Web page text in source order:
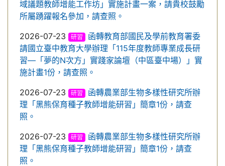
域議題教師增能工作坊」實施計畫一案，請貴校鼓勵
所屬踴躍報名參加，請查照。
2026-07-23
研習
函轉教育部國民及學前教育署委
請國立臺中教育大學辦理「115年度教師專業成長研
習—「夢的N次方」實踐家論壇（中區臺中場）」實
施計畫1份，請查照。
2026-07-23
研習
函轉農業部生物多樣性研究所辦
理「黑熊保育種子教師增能研習」簡章1份，請查
照。
2026-07-23
研習
函轉農業部生物多樣性研究所辦
理「黑熊保育種子教師增能研習」簡章1份，請查
照。